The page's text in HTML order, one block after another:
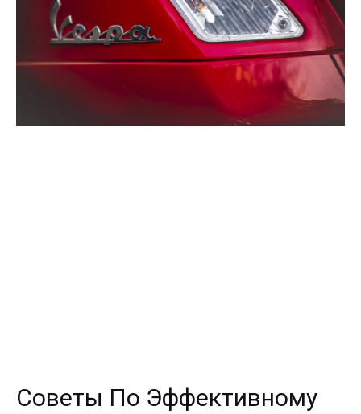
Советы По Эффективному